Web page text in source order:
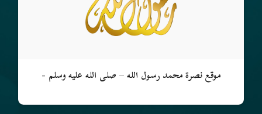
موقع نصرة محمد رسول الله – صلى الله عليه وسلم -